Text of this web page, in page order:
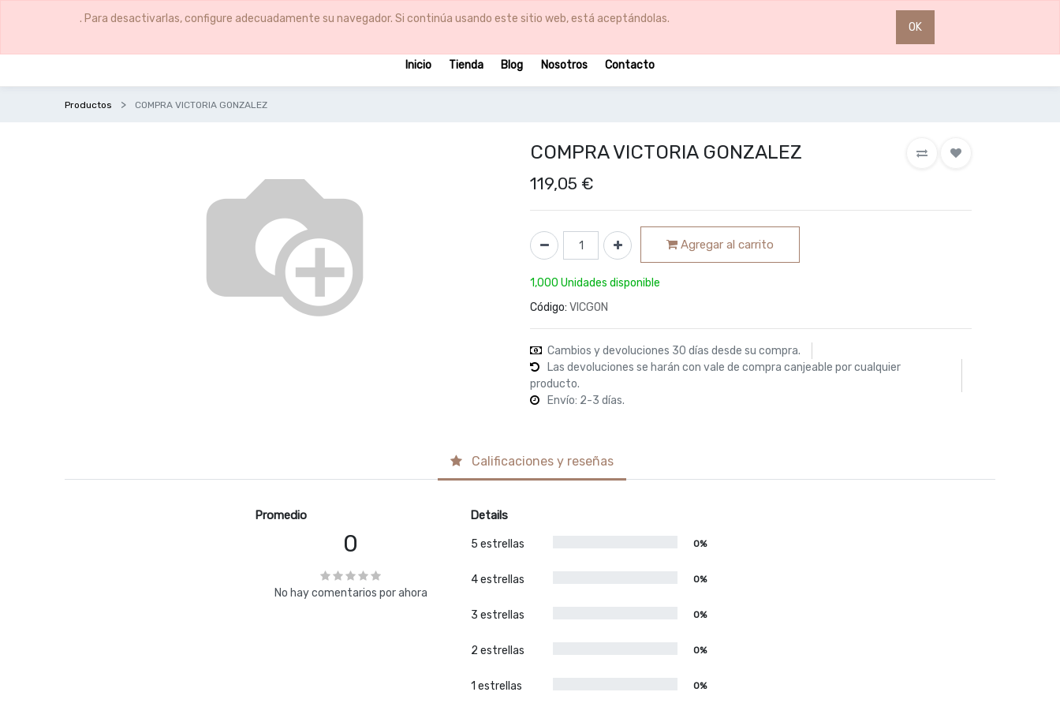
. Para desactivarlas, configure adecuadamente su navegador. Si continúa usando este sitio web, está aceptándolas.
OK
0
Inicio Tienda Blog Nosotros Contacto
Productos COMPRA VICTORIA GONZALEZ
COMPRA VICTORIA GONZALEZ
119,05 €
Agregar al carrito
1,000 Unidades disponible
Código: VICGON
Cambios y devoluciones 30 días desde su compra.
Las devoluciones se harán con vale de compra canjeable por cualquier
producto.
Envío: 2-3 días.
Calificaciones y reseñas
Promedio
0
No hay comentarios por ahora
Details
5 estrellas 0%
4 estrellas 0%
3 estrellas 0%
2 estrellas 0%
1 estrellas 0%